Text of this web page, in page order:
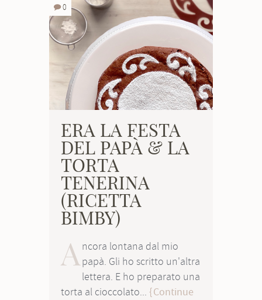
0
ERA LA FESTA
DEL PAPÀ & LA
TORTA
TENERINA
(RICETTA
BIMBY)
Ancora lontana dal mio
papà. Gli ho scritto un'altra
lettera. E ho preparato una
torta al cioccolato... Continue